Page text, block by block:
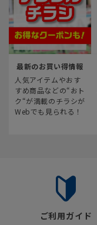
最新のお買い得情報
人気アイテムやおす
すめ商品などの“おト
ク“が満載のチラシが
Webでも見られる！
ご利用ガイド